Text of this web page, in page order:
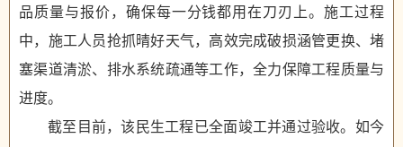
品质量与报价，确保每一分钱都用在刀刃上。施工过程
中，施工人员抢抓晴好天气，高效完成破损涵管更换、堵
塞渠道清淤、排水系统疏通等工作，全力保障工程质量与
进度。
截至目前，该民生工程已全面竣工并通过验收。如今